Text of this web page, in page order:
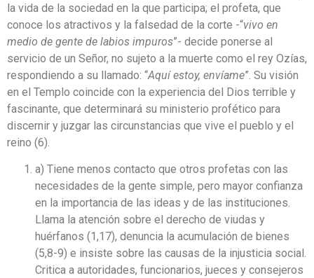
la vida de la sociedad en la que participa; el profeta, que
conoce los atractivos y la falsedad de la corte -“vivo en
medio de gente de labios impuros”- decide ponerse al
servicio de un Señor, no sujeto a la muerte como el rey Ozías,
respondiendo a su llamado: “Aquí estoy, envíame”. Su visión
en el Templo coincide con la experiencia del Dios terrible y
fascinante, que determinará su ministerio profético para
discernir y juzgar las circunstancias que vive el pueblo y el
reino (6).
a) Tiene menos contacto que otros profetas con las
necesidades de la gente simple, pero mayor confianza
en la importancia de las ideas y de las instituciones.
Llama la atención sobre el derecho de viudas y
huérfanos (1,17), denuncia la acumulación de bienes
(5,8-9) e insiste sobre las causas de la injusticia social.
Critica a autoridades, funcionarios, jueces y consejeros